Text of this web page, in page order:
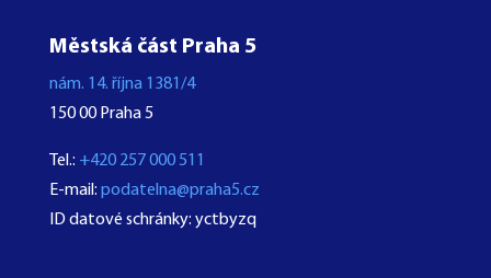
Městská část Praha 5
nám. 14. října 1381/4
150 00 Praha 5
Tel.: +420 257 000 511
E-mail: podatelna@praha5.cz
ID datové schránky: yctbyzq